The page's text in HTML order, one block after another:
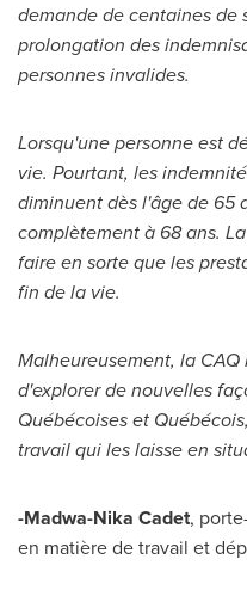
demande de centaines
prolongation des
personnes invalides.
Lorsqu'une personne est
vie. Pourtant, les
diminuent dès l'âge de 65
complètement à 68 ans.
faire en sorte que les
fin de la vie.
Malheureusement, la
d'explorer de nouvelles
Québécoises et
travail qui les laisse en
-Madwa-Nika Cadet,
en matière de travail et